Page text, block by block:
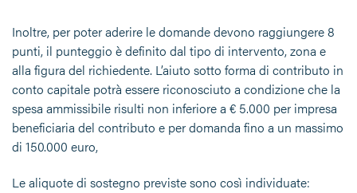
Inoltre, per poter aderire le domande devono raggiungere 8
punti, il punteggio è definito dal tipo di intervento, zona e
alla figura del richiedente. L’aiuto sotto forma di contributo in
conto capitale potrà essere riconosciuto a condizione che la
spesa ammissibile risulti non inferiore a € 5.000 per impresa
beneficiaria del contributo e per domanda fino a un massimo
di 150.000 euro,
Le aliquote di sostegno previste sono così individuate: